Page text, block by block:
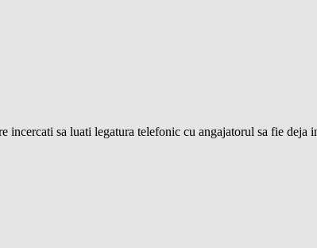
sa luati legatura telefonic cu angajatorul sa fie deja